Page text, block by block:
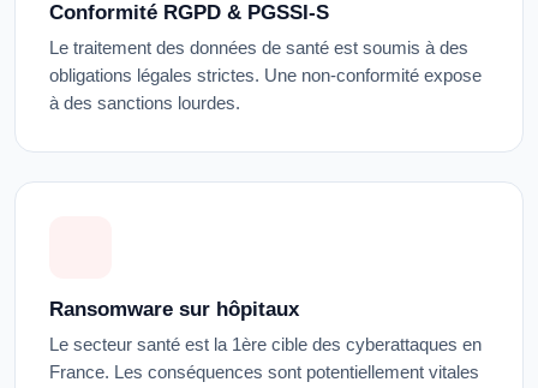
Conformité RGPD & PGSSI-S
Le traitement des données de santé est soumis à des
obligations légales strictes. Une non-conformité expose
à des sanctions lourdes.
Ransomware sur hôpitaux
Le secteur santé est la 1ère cible des cyberattaques en
France. Les conséquences sont potentiellement vitales